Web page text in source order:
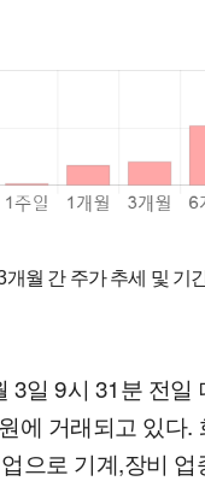
개월 간 주가 추세 및 기
3일 9시 31분 전일
에 거래되고 있다.
으로 기계,장비 업